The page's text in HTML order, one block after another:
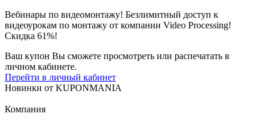
Вебинары по видеомонтажу! Безлимитный доступ к
видеоурокам по монтажу от компании Video Processing!
Скидка 61%!
Ваш купон Вы сможете просмотреть или распечатать в
личном кабинете.
Перейти в личный кабинет
Новинки от KUPONMANIA
Компания